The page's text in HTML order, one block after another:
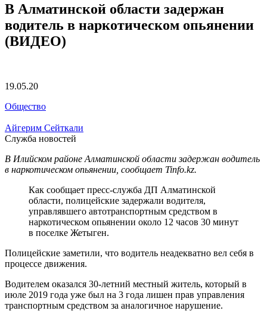
В Алматинской области задержан
водитель в наркотическом опьянении
(ВИДЕО)
19.05.20
Общество
Айгерим Сейткали
Служба новостей
В Илийском районе Алматинской области задержан водитель
в наркотическом опьянении, сообщает Tinfo.kz.
Как сообщает пресс-служба ДП Алматинской
области, полицейские задержали водителя,
управлявшего автотранспортным средством в
наркотическом опьянении около 12 часов 30 минут
в поселке Жетыген.
Полицейские заметили, что водитель неадекватно вел себя в
процессе движения.
Водителем оказался 30-летний местный житель, который в
июле 2019 года уже был на 3 года лишен прав управления
транспортным средством за аналогичное нарушение.